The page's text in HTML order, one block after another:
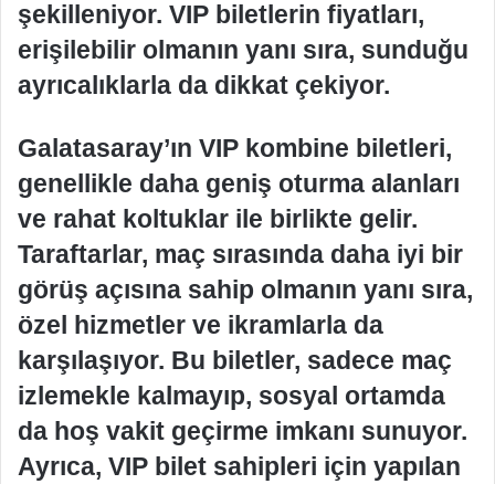
şekilleniyor. VIP biletlerin fiyatları,
erişilebilir olmanın yanı sıra, sunduğu
ayrıcalıklarla da dikkat çekiyor.
Galatasaray’ın VIP kombine biletleri,
genellikle daha geniş oturma alanları
ve rahat koltuklar ile birlikte gelir.
Taraftarlar, maç sırasında daha iyi bir
görüş açısına sahip olmanın yanı sıra,
özel hizmetler ve ikramlarla da
karşılaşıyor. Bu biletler, sadece maç
izlemekle kalmayıp, sosyal ortamda
da hoş vakit geçirme imkanı sunuyor.
Ayrıca, VIP bilet sahipleri için yapılan